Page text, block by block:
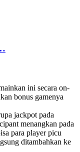
ini secara on-
bonus gamenya
jackpot pada
menangkan pada
para player picu
ditambahkan ke